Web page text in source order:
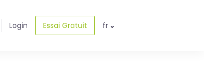
Login Essai Gratuit fr